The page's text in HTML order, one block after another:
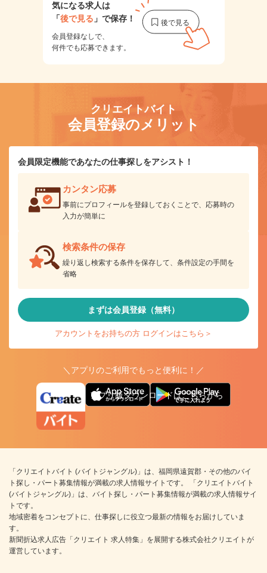
気になる求人は
「後で見る 」で保存！
会員登録なしで、
何件でも応募できます。
クリエイトバイト
会員登録のメリット
会員限定機能であなたの仕事探しをアシスト！
カンタン応募
事前にプロフィールを登録しておくことで、応募時の
入力が簡単に
検索条件の保存
繰り返し検索する条件を保存して、条件設定の手間を
省略
まずは会員登録（無料）
アカウントをお持ちの方 ログインはこちら＞
＼アプリのご利用でもっと便利に！／
アプリ版ダウンロードはこちらから
「クリエイトバイト (バイトジャングル)」は、福岡県遠賀郡・その他のバイ
ト探し・パート募集情報が満載の求人情報サイトです。 「クリエイトバイト
(バイトジャングル)」は、バイト探し・パート募集情報が満載の求人情報サイ
トです。
地域密着をコンセプトに、仕事探しに役立つ最新の情報をお届けしていま
す。
新聞折込求人広告「クリエイト 求人特集」を展開する株式会社クリエイトが
運営しています。